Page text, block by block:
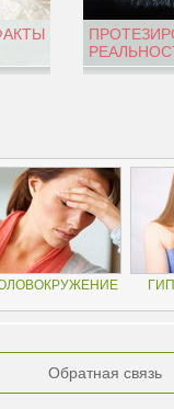
Обратная связь